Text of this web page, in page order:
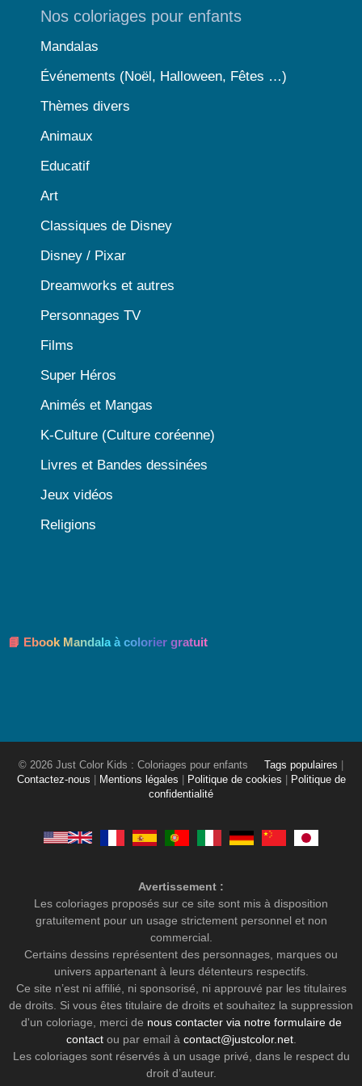
Nos coloriages pour enfants
Mandalas
Événements (Noël, Halloween, Fêtes …)
Thèmes divers
Animaux
Educatif
Art
Classiques de Disney
Disney / Pixar
Dreamworks et autres
Personnages TV
Films
Super Héros
Animés et Mangas
K-Culture (Culture coréenne)
Livres et Bandes dessinées
Jeux vidéos
Religions
📘 Ebook Mandala à colorier gratuit
© 2026 Just Color Kids : Coloriages pour enfants Tags populaires
Contactez-nous
Mentions légales Politique de cookies
Politique de
confidentialité
Avertissement :
Les coloriages proposés sur ce site sont mis à disposition
gratuitement pour un usage strictement personnel et non
commercial.
Certains dessins représentent des personnages, marques ou
univers appartenant à leurs détenteurs respectifs.
Ce site n’est ni affilié, ni sponsorisé, ni approuvé par les titulaires
de droits. Si vous êtes titulaire de droits et souhaitez la suppression
d'un coloriage, merci de nous contacter via notre formulaire de
contactou par email à contact@justcolor.net.
Les coloriages sont réservés à un usage privé, dans le respect du
droit d’auteur.